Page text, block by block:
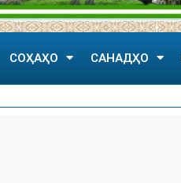
СОҲАҲО САНАДҲО